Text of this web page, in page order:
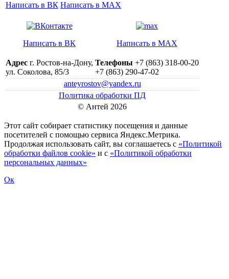
Написать в ВК Написать в MAX
Написать в ВК Написать в MAX
Адрес г. Ростов-на-Дону,
ул. Соколова, 85/3
Телефоны +7 (863) 318-00-20
+7 (863) 290-47-02
anteyrostov@yandex.ru
Политика обработки ПД
© Антей 2026
Этот сайт собирает статистику посещения и данные
посетителей c помощью сервиса Яндекс.Метрика.
Продолжая использовать сайт, вы соглашаетесь с «Политикой
обработки файлов cookie» и с «Политикой обработки
персональных данных»
Ок